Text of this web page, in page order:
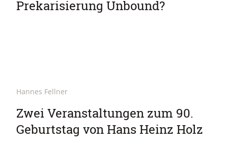
Prekarisierung Unbound?
Hannes Fellner
Zwei Veranstaltungen zum 90.
Geburtstag von Hans Heinz Holz